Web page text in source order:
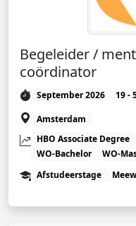
Begeleider /
coördinator
September 2026 19 -
Amsterdam
HBO Associate Degree
WO-Bachelor
WO-
Afstudeerstage